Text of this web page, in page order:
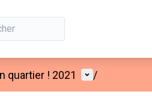
quartier ! 2021 Menu
/
carte